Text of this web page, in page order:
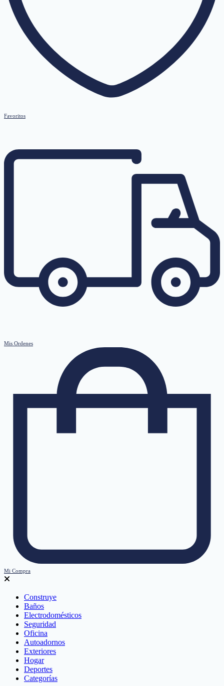
Favoritos
Mis Ordenes
Mi Compra
Construye
Baños
Electrodomésticos
Seguridad
Oficina
Autoadornos
Exteriores
Hogar
Deportes
Categorías